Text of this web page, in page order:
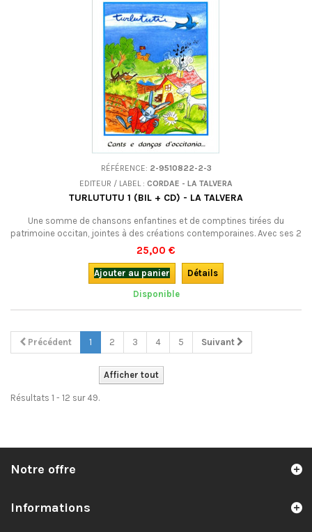
RÉFÉRENCE: 2-9510822-2-3
EDITEUR / LABEL : CORDAE - LA TALVERA
TURLUTUTU 1 (BIL + CD) - LA TALVERA
Une somme de chansons enfantines et de comptines tirées du
patrimoine occitan, jointes à des créations contemporaines. Avec ses 2
CD, c'est un ensemble qui ravira les enfants... de un jour à 100 ans !CD en
occitan, livre bilingue occitan et français, illustré en couleurs.
25,00 €
Ajouter au panier
Détails
Disponible
Précédent 1 2 3 4 5 Suivant
Afficher tout
Résultats 1 - 12 sur 49.
Notre offre
Informations